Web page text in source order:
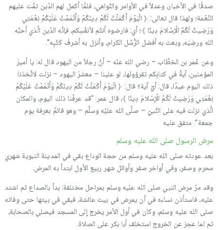
صدقًا في الأخبار، وعدلاً في الأوامر والنَّواهي، فلمَّا أكمل لهم الدّين تمَّت عليهم
النِّعْمة؛ ولهذا قال تعالى: ﴿ الْيَوْمَ أَكْمَلْتُ لَكُمْ دِينَكُمْ وَأَتْمَمْتُ عَلَيْكُمْ نِعْمَتِي
وَرَضِيتُ لَكُمُ الْإسْلامَ دِينًا ﴾؛ أي: فارضوه أنتُم لأنفُسِكم، فإنَّه الدّين الَّذي أحبَّه
الله ورضِيَه، وبعث به أفضل الرُّسُل الكرام، وأنزل به أشرفَ كتُبِه”.
وعن عُمر بن الخطَّاب – رضي الله عنْه – أنَّ رجلاً من اليهود قال له: يا أميرَ
المؤمنين، آيةٌ في كتابِكم تقرؤونَها، لو علينا – معشرَ اليهود – نزلت لاتَّخذنا
ذلك اليوم عيدًا، قال: أيّ آية؟ قال: ﴿ الْيَوْمَ أَكْمَلْتُ لَكُمْ دِينَكُمْ وَأَتْمَمْتُ عَلَيْكُمْ
نِعْمَتِي وَرَضِيتُ لَكُمُ الْإِسْلامَ دِينًا ﴾، قال عمر: “قد عرفْنا ذلك اليوم، والمكان
الَّذي نزلت فيه على النَّبيّ – صلَّى الله عليْه وسلَّم – وهو قائمٌ بعرفة يوم
جمعة”. متفق عليه
مرض الرسول صلى الله عليه وسلم
بعد عودته صلى الله عليه وسلم من حجة الوداع بقي في المدينة النبوية شهري
محرم وصفر، وفي أواخر صفر وأوائل شهر ربيع الأول ابتدأ به المرض.
وقد مرّ مرض النبي صلى الله عليه وسلم بمراحل مختلفة: بدأ بالصداع ثم اشتد
عليه، فاستأذن نساءه في أن يمرض في بيت عائشة، فبقي في بيتها حتى وفاته
صلى الله عليه وسلم، وكان في أول الأمر يخرج إِلى المسجد فيصلي بالصحابة،
ثم لما عجز عن الخروج استخلف أبا بكر على الصلاة.